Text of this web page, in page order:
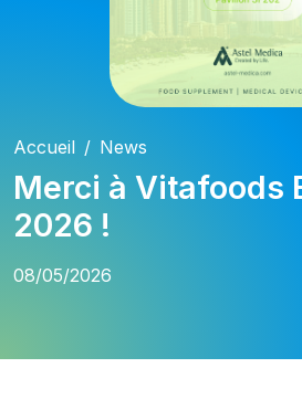
Accueil / News
Merci à Vitafoods
2026 !
08/05/2026